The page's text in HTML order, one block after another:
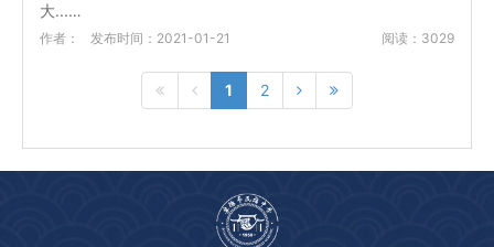
大...…
作者： 发布时间：2021-01-21 阅读：3029
1 2